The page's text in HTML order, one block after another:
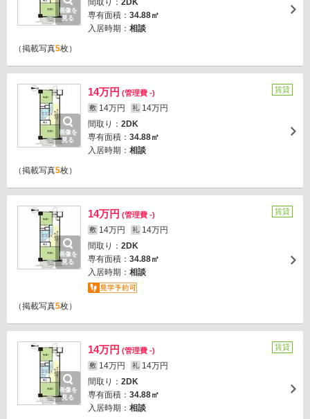
画像を
見る
間取り： 2DK
専有面積： 34.88㎡
入居時期： 相談
（掲載写真5枚）
画像を
見る
14万円 (管理費 -)
敷 14万円 礼 14万円
間取り： 2DK
専有面積： 34.88㎡
入居時期： 相談
賃貸
（掲載写真5枚）
画像を
見る
14万円 (管理費 -)
敷 14万円 礼 14万円
間取り： 2DK
専有面積： 34.88㎡
入居時期： 相談
賃貸
（掲載写真5枚）
画像を
見る
14万円 (管理費 -)
敷 14万円 礼 14万円
間取り： 2DK
専有面積： 34.88㎡
入居時期： 相談
賃貸